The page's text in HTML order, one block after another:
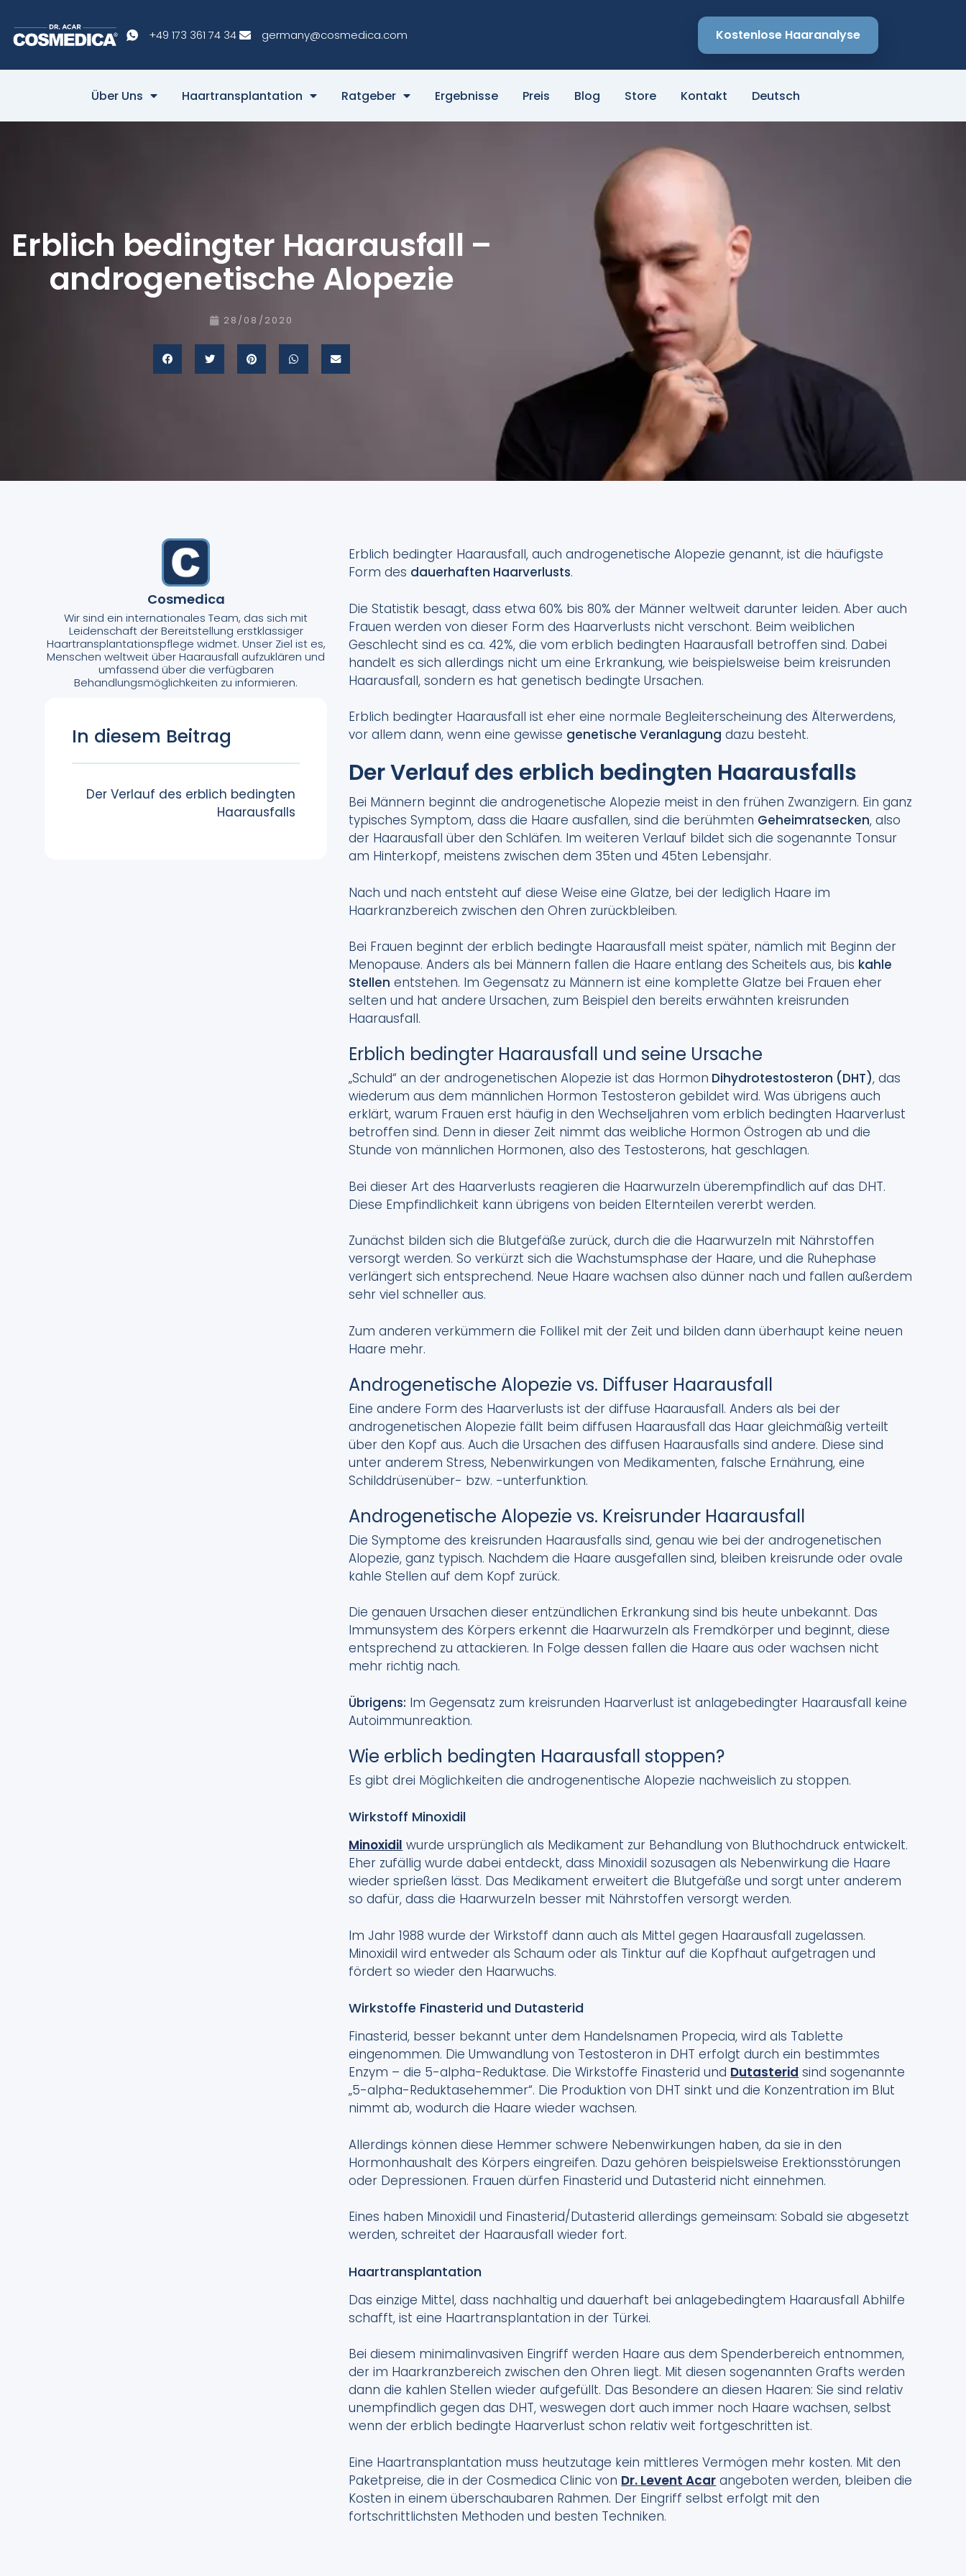
+49 173 361 74 34 germany@cosmedica.com Kostenlose Haaranalyse
Über Uns Haartransplantation Ratgeber Ergebnisse Preis Blog Store Kontakt Deutsch
Erblich bedingter Haarausfall –
androgenetische Alopezie
28/08/2020
Cosmedica
Wir sind ein internationales Team, das sich mit
Leidenschaft der Bereitstellung erstklassiger
Haartransplantationspflege widmet. Unser Ziel ist es,
Menschen weltweit über Haarausfall aufzuklären und
umfassend über die verfügbaren
Behandlungsmöglichkeiten zu informieren.
In diesem Beitrag
Der Verlauf des erblich bedingten
Haarausfalls
Erblich bedingter Haarausfall, auch androgenetische Alopezie genannt, ist die häufigste
Form des dauerhaften Haarverlusts.
Die Statistik besagt, dass etwa 60% bis 80% der Männer weltweit darunter leiden. Aber auch
Frauen werden von dieser Form des Haarverlusts nicht verschont. Beim weiblichen
Geschlecht sind es ca. 42%, die vom erblich bedingten Haarausfall betroffen sind. Dabei
handelt es sich allerdings nicht um eine Erkrankung, wie beispielsweise beim kreisrunden
Haarausfall, sondern es hat genetisch bedingte Ursachen.
Erblich bedingter Haarausfall ist eher eine normale Begleiterscheinung des Älterwerdens,
vor allem dann, wenn eine gewisse genetische Veranlagung dazu besteht.
Der Verlauf des erblich bedingten Haarausfalls
Bei Männern beginnt die androgenetische Alopezie meist in den frühen Zwanzigern. Ein ganz
typisches Symptom, dass die Haare ausfallen, sind die berühmten Geheimratsecken, also
der Haarausfall über den Schläfen. Im weiteren Verlauf bildet sich die sogenannte Tonsur
am Hinterkopf, meistens zwischen dem 35ten und 45ten Lebensjahr.
Nach und nach entsteht auf diese Weise eine Glatze, bei der lediglich Haare im
Haarkranzbereich zwischen den Ohren zurückbleiben.
Bei Frauen beginnt der erblich bedingte Haarausfall meist später, nämlich mit Beginn der
Menopause. Anders als bei Männern fallen die Haare entlang des Scheitels aus, bis kahle
Stellen entstehen. Im Gegensatz zu Männern ist eine komplette Glatze bei Frauen eher
selten und hat andere Ursachen, zum Beispiel den bereits erwähnten kreisrunden
Haarausfall.
Erblich bedingter Haarausfall und seine Ursache
„Schuld“ an der androgenetischen Alopezie ist das Hormon Dihydrotestosteron (DHT), das
wiederum aus dem männlichen Hormon Testosteron gebildet wird. Was übrigens auch
erklärt, warum Frauen erst häufig in den Wechseljahren vom erblich bedingten Haarverlust
betroffen sind. Denn in dieser Zeit nimmt das weibliche Hormon Östrogen ab und die
Stunde von männlichen Hormonen, also des Testosterons, hat geschlagen.
Bei dieser Art des Haarverlusts reagieren die Haarwurzeln überempfindlich auf das DHT.
Diese Empfindlichkeit kann übrigens von beiden Elternteilen vererbt werden.
Zunächst bilden sich die Blutgefäße zurück, durch die die Haarwurzeln mit Nährstoffen
versorgt werden. So verkürzt sich die Wachstumsphase der Haare, und die Ruhephase
verlängert sich entsprechend. Neue Haare wachsen also dünner nach und fallen außerdem
sehr viel schneller aus.
Zum anderen verkümmern die Follikel mit der Zeit und bilden dann überhaupt keine neuen
Haare mehr.
Androgenetische Alopezie vs. Diffuser Haarausfall
Eine andere Form des Haarverlusts ist der diffuse Haarausfall. Anders als bei der
androgenetischen Alopezie fällt beim diffusen Haarausfall das Haar gleichmäßig verteilt
über den Kopf aus. Auch die Ursachen des diffusen Haarausfalls sind andere. Diese sind
unter anderem Stress, Nebenwirkungen von Medikamenten, falsche Ernährung, eine
Schilddrüsenüber- bzw. -unterfunktion.
Androgenetische Alopezie vs. Kreisrunder Haarausfall
Die Symptome des kreisrunden Haarausfalls sind, genau wie bei der androgenetischen
Alopezie, ganz typisch. Nachdem die Haare ausgefallen sind, bleiben kreisrunde oder ovale
kahle Stellen auf dem Kopf zurück.
Die genauen Ursachen dieser entzündlichen Erkrankung sind bis heute unbekannt. Das
Immunsystem des Körpers erkennt die Haarwurzeln als Fremdkörper und beginnt, diese
entsprechend zu attackieren. In Folge dessen fallen die Haare aus oder wachsen nicht
mehr richtig nach.
Übrigens: Im Gegensatz zum kreisrunden Haarverlust ist anlagebedingter Haarausfall keine
Autoimmunreaktion.
Wie erblich bedingten Haarausfall stoppen?
Es gibt drei Möglichkeiten die androgenentische Alopezie nachweislich zu stoppen.
Wirkstoff Minoxidil
Minoxidil wurde ursprünglich als Medikament zur Behandlung von Bluthochdruck entwickelt.
Eher zufällig wurde dabei entdeckt, dass Minoxidil sozusagen als Nebenwirkung die Haare
wieder sprießen lässt. Das Medikament erweitert die Blutgefäße und sorgt unter anderem
so dafür, dass die Haarwurzeln besser mit Nährstoffen versorgt werden.
Im Jahr 1988 wurde der Wirkstoff dann auch als Mittel gegen Haarausfall zugelassen.
Minoxidil wird entweder als Schaum oder als Tinktur auf die Kopfhaut aufgetragen und
fördert so wieder den Haarwuchs.
Wirkstoffe Finasterid und Dutasterid
Finasterid, besser bekannt unter dem Handelsnamen Propecia, wird als Tablette
eingenommen. Die Umwandlung von Testosteron in DHT erfolgt durch ein bestimmtes
Enzym – die 5-alpha-Reduktase. Die Wirkstoffe Finasterid und Dutasterid sind sogenannte
„5-alpha-Reduktasehemmer“. Die Produktion von DHT sinkt und die Konzentration im Blut
nimmt ab, wodurch die Haare wieder wachsen.
Allerdings können diese Hemmer schwere Nebenwirkungen haben, da sie in den
Hormonhaushalt des Körpers eingreifen. Dazu gehören beispielsweise Erektionsstörungen
oder Depressionen. Frauen dürfen Finasterid und Dutasterid nicht einnehmen.
Eines haben Minoxidil und Finasterid/Dutasterid allerdings gemeinsam: Sobald sie abgesetzt
werden, schreitet der Haarausfall wieder fort.
Haartransplantation
Das einzige Mittel, dass nachhaltig und dauerhaft bei anlagebedingtem Haarausfall Abhilfe
schafft, ist eine Haartransplantation in der Türkei.
Bei diesem minimalinvasiven Eingriff werden Haare aus dem Spenderbereich entnommen,
der im Haarkranzbereich zwischen den Ohren liegt. Mit diesen sogenannten Grafts werden
dann die kahlen Stellen wieder aufgefüllt. Das Besondere an diesen Haaren: Sie sind relativ
unempfindlich gegen das DHT, weswegen dort auch immer noch Haare wachsen, selbst
wenn der erblich bedingte Haarverlust schon relativ weit fortgeschritten ist.
Eine Haartransplantation muss heutzutage kein mittleres Vermögen mehr kosten. Mit den
Paketpreise, die in der Cosmedica Clinic von Dr. Levent Acar angeboten werden, bleiben die
Kosten in einem überschaubaren Rahmen. Der Eingriff selbst erfolgt mit den
fortschrittlichsten Methoden und besten Techniken.